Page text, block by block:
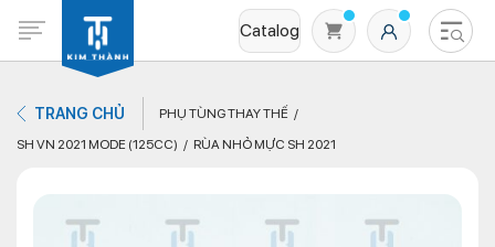
Catalog
TRANG CHỦ
PHỤ TÙNG THAY THẾ
SH VN 2021 MODE (125CC)
RÙA NHỎ MỰC SH 2021